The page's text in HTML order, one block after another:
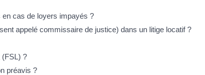
en cas de loyers impayés ?
appelé commissaire de justice) dans un litige locatif ?
(FSL) ?
préavis ?